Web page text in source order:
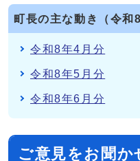
町長の主な動き（令和8
令和8年4月分
令和8年5月分
令和8年6月分
ご意見をお聞か